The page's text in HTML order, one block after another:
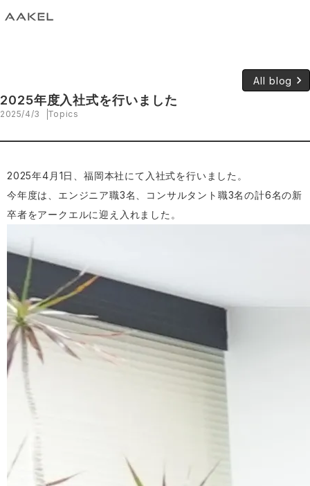
All blog keyboard_arrow_right
2025年度入社式を行いました
2025/4/3 Topics
2025年4月1日、福岡本社にて入社式を行いました。
今年度は、エンジニア職3名、コンサルタント職3名の計6名の新
卒者をアークエルに迎え入れました。